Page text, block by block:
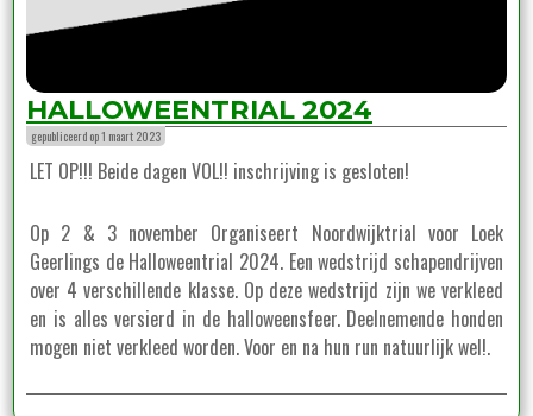
HALLOWEENTRIAL 2024
gepubliceerd op 1 maart 2023
LET OP!!! Beide dagen VOL!! inschrijving is gesloten!
Op 2 & 3 november Organiseert Noordwijktrial voor Loek
Geerlings de Halloweentrial 2024. Een wedstrijd schapendrijven
over 4 verschillende klasse. Op deze wedstrijd zijn we verkleed
en is alles versierd in de halloweensfeer. Deelnemende honden
mogen niet verkleed worden. Voor en na hun run natuurlijk wel!.